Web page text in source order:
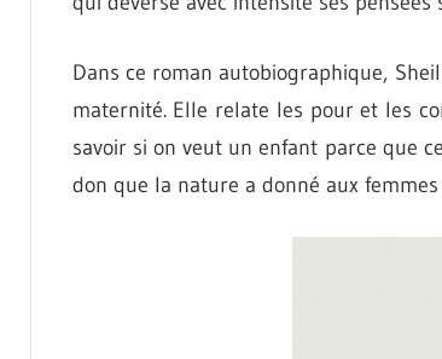
Dans ce roman autobiographique,
maternité. Elle relate les pour et les
savoir si on veut un enfant parce que
don que la nature a donné aux femmes